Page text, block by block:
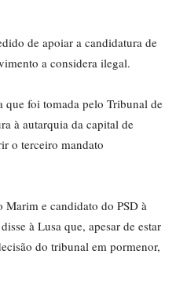
de apoiar a candidatura de
a considera ilegal.
que foi tomada pelo Tribunal de
à autarquia da capital de
o terceiro mandato
Marim e candidato do PSD à
à Lusa que, apesar de estar
do tribunal em pormenor,